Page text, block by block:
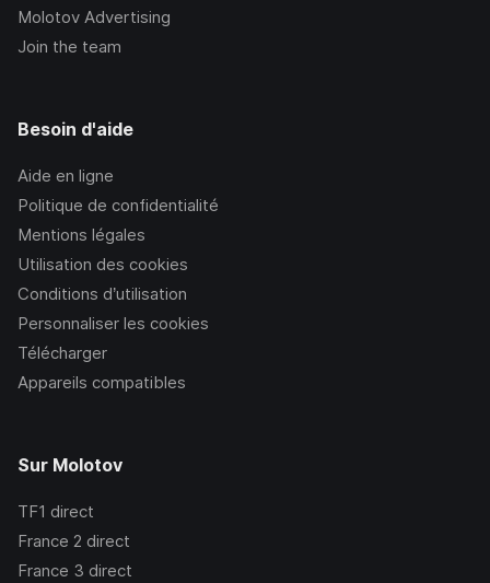
Molotov Advertising
Join the team
Besoin d'aide
Aide en ligne
Politique de confidentialité
Mentions légales
Utilisation des cookies
Conditions d’utilisation
Personnaliser les cookies
Télécharger
Appareils compatibles
Sur Molotov
TF1 direct
France 2 direct
France 3 direct